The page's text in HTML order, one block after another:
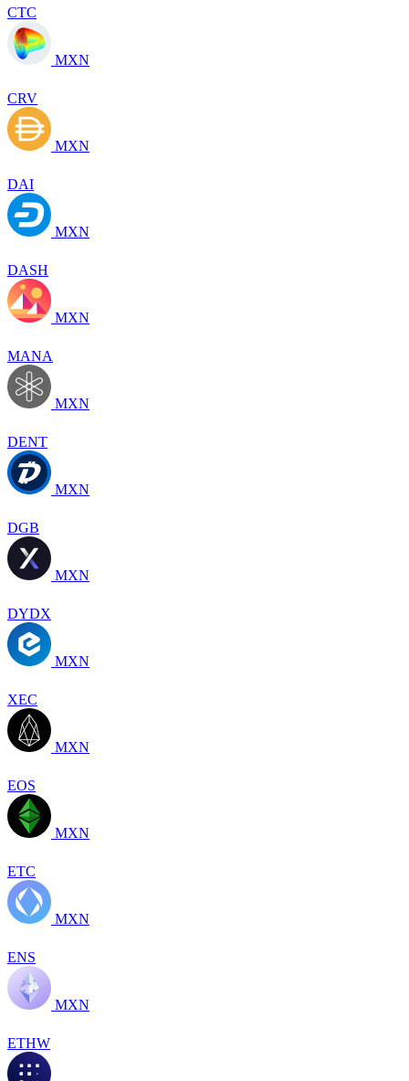
CTC
MXN
CRV
MXN
DAI
MXN
DASH
MXN
MANA
MXN
DENT
MXN
DGB
MXN
DYDX
MXN
XEC
MXN
EOS
MXN
ETC
MXN
ENS
MXN
ETHW